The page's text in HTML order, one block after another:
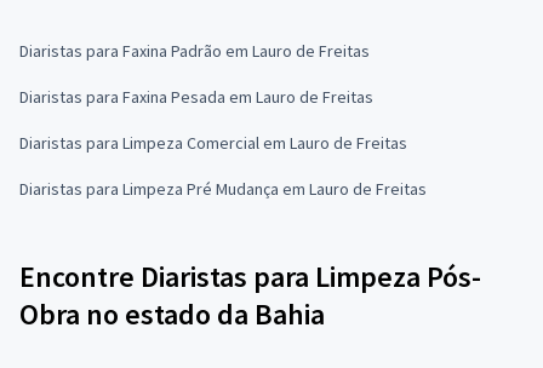
Diaristas para Faxina Padrão em Lauro de Freitas
Diaristas para Faxina Pesada em Lauro de Freitas
Diaristas para Limpeza Comercial em Lauro de Freitas
Diaristas para Limpeza Pré Mudança em Lauro de Freitas
Encontre Diaristas para Limpeza Pós-
Obra no estado da Bahia